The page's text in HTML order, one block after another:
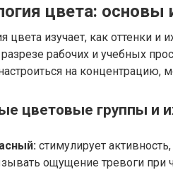
цвета:
цвета изучает, как оттенки
рабочих и учебных
на концентрацию,
цветовые группы и
стимулирует
ощущение тревоги при